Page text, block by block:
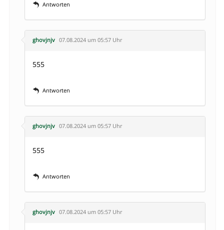
Antworten
ghovjnjv 07.08.2024 um 05:57 Uhr
555
Antworten
ghovjnjv 07.08.2024 um 05:57 Uhr
555
Antworten
ghovjnjv 07.08.2024 um 05:57 Uhr